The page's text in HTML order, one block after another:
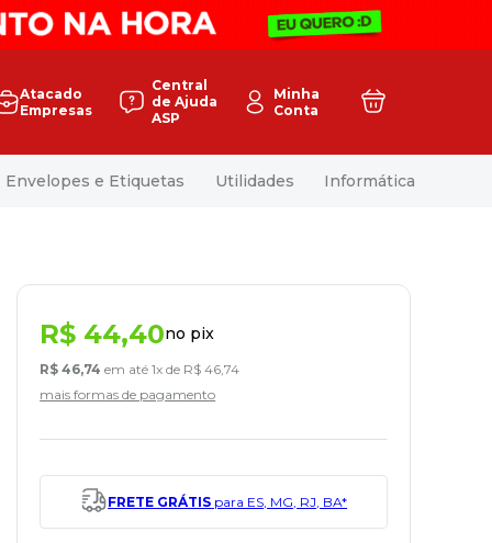
Atacado
Empresas
Central
de Ajuda
ASP
Minha
Conta
Envelopes e Etiquetas Utilidades Informática
R$ 44,40no pix
R$ 46,74 em até1x de R$ 46 ,74
mais formas de pagamento
FRETE GRÁTIS para ES, MG, RJ, BA*